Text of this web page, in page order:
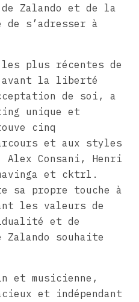
Zalando et de la
de s’adresser à
les plus récentes de
avant la liberté
de soi, a
unique et
cinq
et aux styles
Alex Consani, Henri
et cktrl.
sa propre touche à
les valeurs de
et de
souhaite
et musicienne,
et indépendant